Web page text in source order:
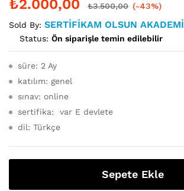
₺2.000,00 ₺3.500,00 (-43%)
Sold By: SERTIFIKAM OLSUN AKADEMI
Status: Ön siparişle temin edilebilir
süre: 2 Ay
katılım: genel
sınav: online
sertifika: var E devlete
dil: Türkçe
Sepete Ekle